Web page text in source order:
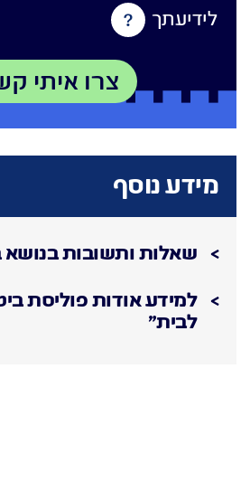
לידיעתך
מידע נוסף
שאלות ותשובות בנושא
למידע אודות פוליסת
לבית"